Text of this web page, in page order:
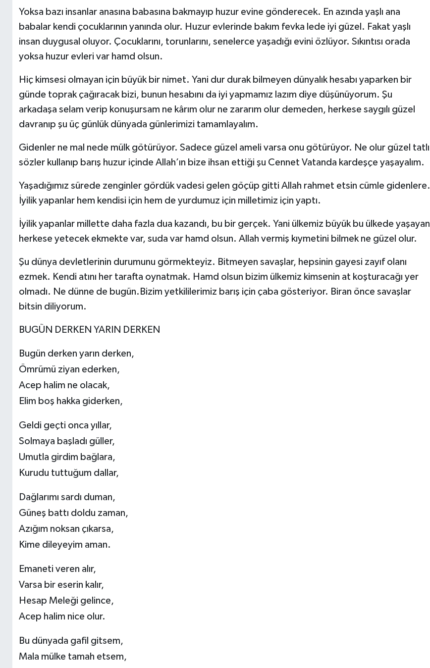
Yoksa bazı insanlar anasına babasına bakmayıp huzur evine gönderecek. En azında yaşlı ana
babalar kendi çocuklarının yanında olur. Huzur evlerinde bakım fevka lede iyi güzel. Fakat yaşlı
insan duygusal oluyor. Çocuklarını, torunlarını, senelerce yaşadığı evini özlüyor. Sıkıntısı orada
yoksa huzur evleri var hamd olsun.
Hiç kimsesi olmayan için büyük bir nimet. Yani dur durak bilmeyen dünyalık hesabı yaparken bir
günde toprak çağıracak bizi, bunun hesabını da iyi yapmamız lazım diye düşünüyorum. Şu
arkadaşa selam verip konuşursam ne kârım olur ne zararım olur demeden, herkese saygılı güzel
davranıp şu üç günlük dünyada günlerimizi tamamlayalım.
Gidenler ne mal nede mülk götürüyor. Sadece güzel ameli varsa onu götürüyor. Ne olur güzel tatlı
sözler kullanıp barış huzur içinde Allah’ın bize ihsan ettiği şu Cennet Vatanda kardeşçe yaşayalım.
Yaşadığımız sürede zenginler gördük vadesi gelen göçüp gitti Allah rahmet etsin cümle gidenlere.
İyilik yapanlar hem kendisi için hem de yurdumuz için milletimiz için yaptı.
İyilik yapanlar millette daha fazla dua kazandı, bu bir gerçek. Yani ülkemiz büyük bu ülkede yaşayan
herkese yetecek ekmekte var, suda var hamd olsun. Allah vermiş kıymetini bilmek ne güzel olur.
Şu dünya devletlerinin durumunu görmekteyiz. Bitmeyen savaşlar, hepsinin gayesi zayıf olanı
ezmek. Kendi atını her tarafta oynatmak. Hamd olsun bizim ülkemiz kimsenin at koşturacağı yer
olmadı. Ne dünne de bugün.Bizim yetkililerimiz barış için çaba gösteriyor. Biran önce savaşlar
bitsin diliyorum.
BUGÜN DERKEN YARIN DERKEN
Bugün derken yarın derken,
Ömrümü ziyan ederken,
Acep halim ne olacak,
Elim boş hakka giderken,
Geldi geçti onca yıllar,
Solmaya başladı güller,
Umutla girdim bağlara,
Kurudu tuttuğum dallar,
Dağlarımı sardı duman,
Güneş battı doldu zaman,
Azığım noksan çıkarsa,
Kime dileyeyim aman.
Emaneti veren alır,
Varsa bir eserin kalır,
Hesap Meleği gelince,
Acep halim nice olur.
Bu dünyada gafil gitsem,
Mala mülke tamah etsem,